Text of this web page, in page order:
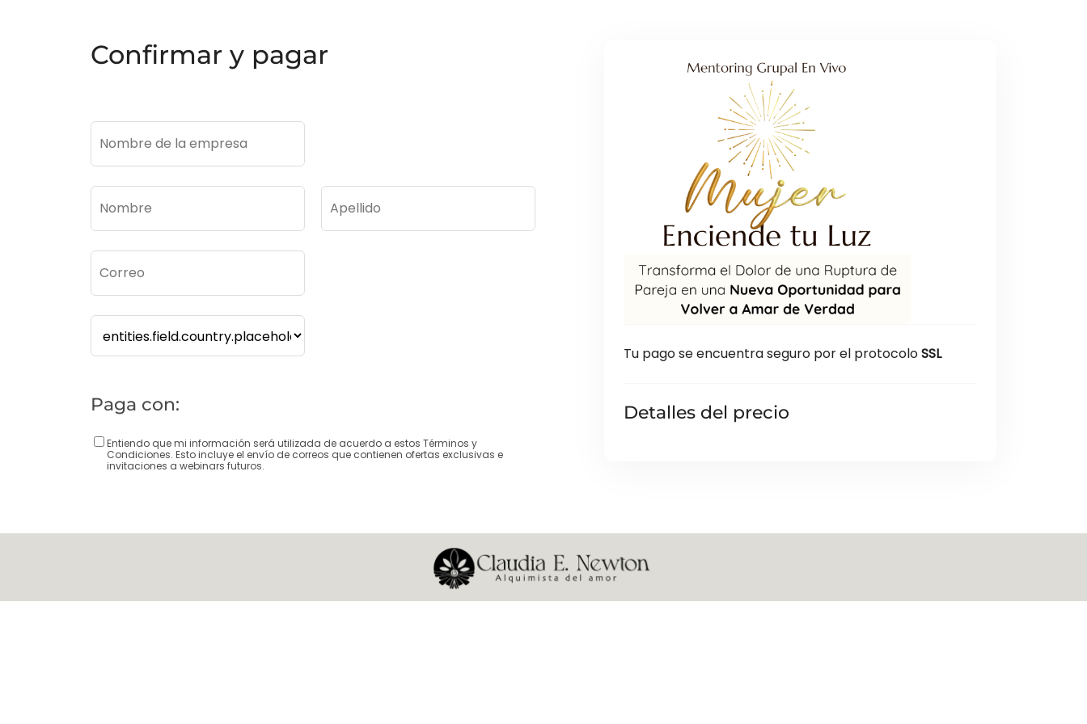
Confirmar y pagar
Paga con:
Entiendo que mi información será utilizada de acuerdo a estos Términos y
Condiciones. Esto incluye el envío de correos que contienen ofertas exclusivas e
invitaciones a webinars futuros.
Tu pago se encuentra seguro por el protocoloSSL
Detalles del precio